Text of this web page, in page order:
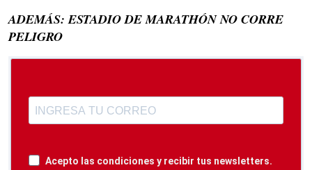
ADEMÁS: ESTADIO DE MARATHÓN NO CORRE
PELIGRO
Acepto las condiciones y recibir tus newsletters.